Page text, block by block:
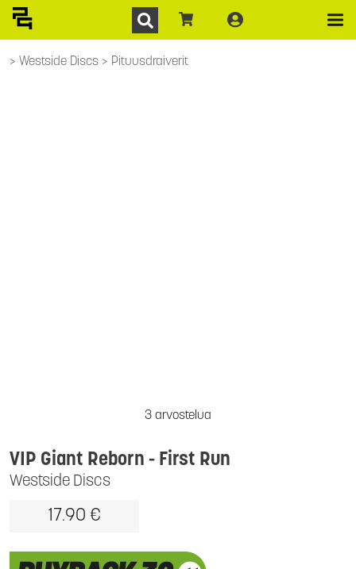
Westside Discs Pituusdraiverit
3 arvostelua
Westside Discs
VIP Giant Reborn - First Run
17.90 €